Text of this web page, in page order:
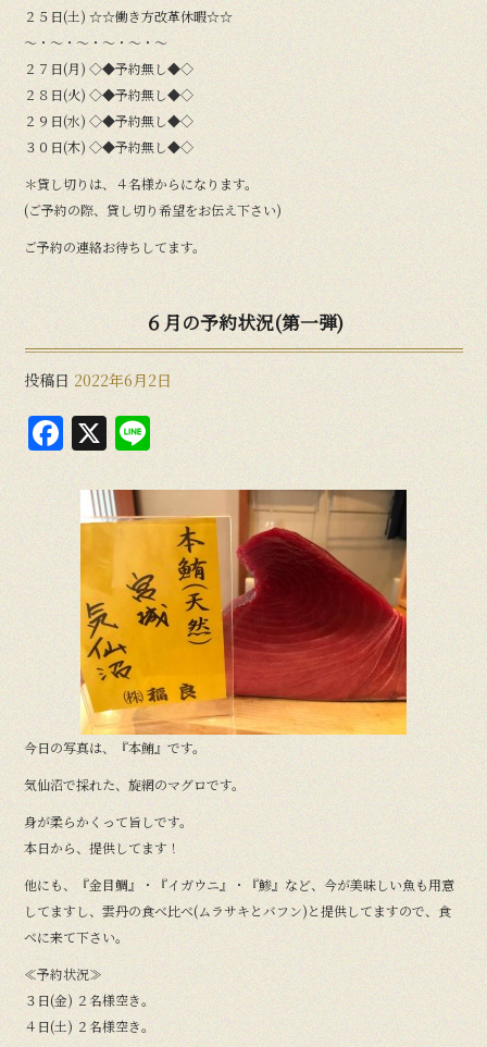
２５日(土) ☆☆働き方改革休暇☆☆
〜・〜・〜・〜・〜・〜
２７日(月) ◇◆予約無し◆◇
２８日(火) ◇◆予約無し◆◇
２９日(水) ◇◆予約無し◆◇
３０日(木) ◇◆予約無し◆◇
＊貸し切りは、４名様からになります。
(ご予約の際、貸し切り希望をお伝え下さい)
ご予約の連絡お待ちしてます。
６月の予約状況(第一弾)
投稿日 2022年6月2日
F
a
c
e
b
o
o
k
X
e
今日の写真は、『本鮪』です。
気仙沼で採れた、旋網のマグロです。
身が柔らかくって旨しです。
本日から、提供してます！
他にも、『金目鯛』・『イガウニ』・『鯵』など、今が美味しい魚も用意
してますし、雲丹の食べ比べ(ムラサキとバフン)と提供してますので、食
べに来て下さい。
≪予約状況≫
３日(金) ２名様空き。
４日(土) ２名様空き。